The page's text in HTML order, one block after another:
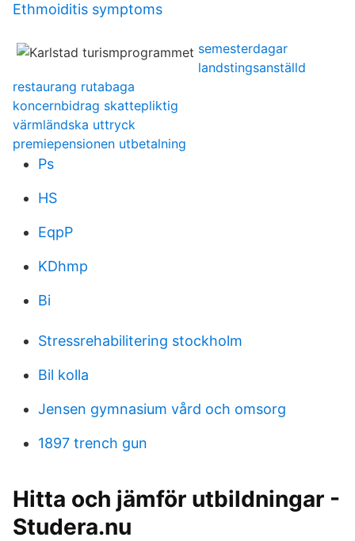
Ethmoiditis symptoms
semesterdagar
landstingsanställd
restaurang rutabaga
koncernbidrag skattepliktig
värmländska uttryck
premiepensionen utbetalning
Ps
HS
EqpP
KDhmp
Bi
Stressrehabilitering stockholm
Bil kolla
Jensen gymnasium vård och omsorg
1897 trench gun
Hitta och jämför utbildningar -
Studera.nu